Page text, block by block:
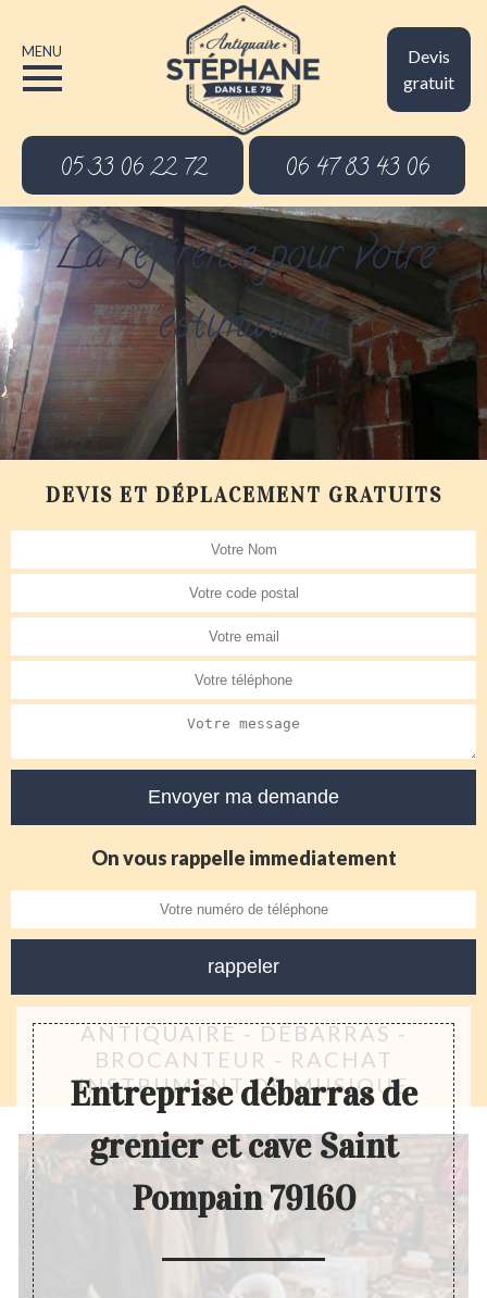
Devis
gratuit
MENU
05 33 06 22 72 06 47 83 43 06
La référence pour votre
estimation
DEVIS ET DÉPLACEMENT GRATUITS
On vous rappelle immediatement
ANTIQUAIRE - DÉBARRAS -
BROCANTEUR - RACHAT
INSTRUMENT DE MUSIQUE
Entreprise débarras de
grenier et cave Saint
Pompain 79160